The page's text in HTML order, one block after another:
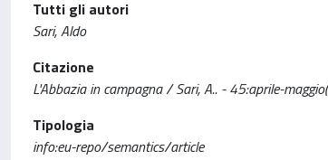
Tutti gli autori
Sari, Aldo
Citazione
L'Abbazia in campagna / Sari, A.. - 45:aprile-
Tipologia
info:eu-repo/semantics/article